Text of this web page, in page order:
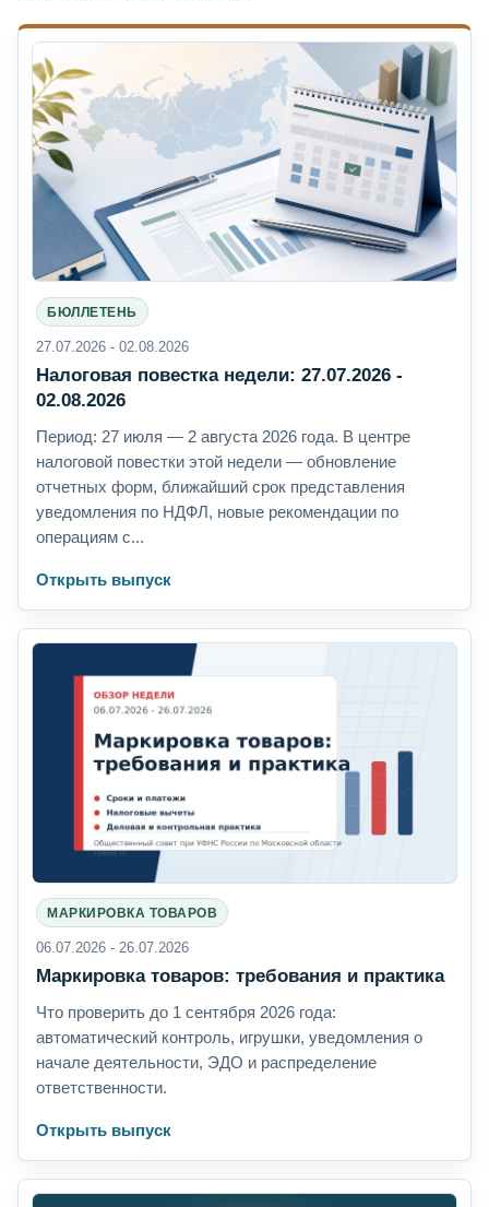
БЮЛЛЕТЕНЬ
27.07.2026 - 02.08.2026
Налоговая повестка недели: 27.07.2026 -
02.08.2026
Период: 27 июля — 2 августа 2026 года. В центре
налоговой повестки этой недели — обновление
отчетных форм, ближайший срок представления
уведомления по НДФЛ, новые рекомендации по
операциям с...
Открыть выпуск
МАРКИРОВКА ТОВАРОВ
06.07.2026 - 26.07.2026
Маркировка товаров: требования и практика
Что проверить до 1 сентября 2026 года:
автоматический контроль, игрушки, уведомления о
начале деятельности, ЭДО и распределение
ответственности.
Открыть выпуск